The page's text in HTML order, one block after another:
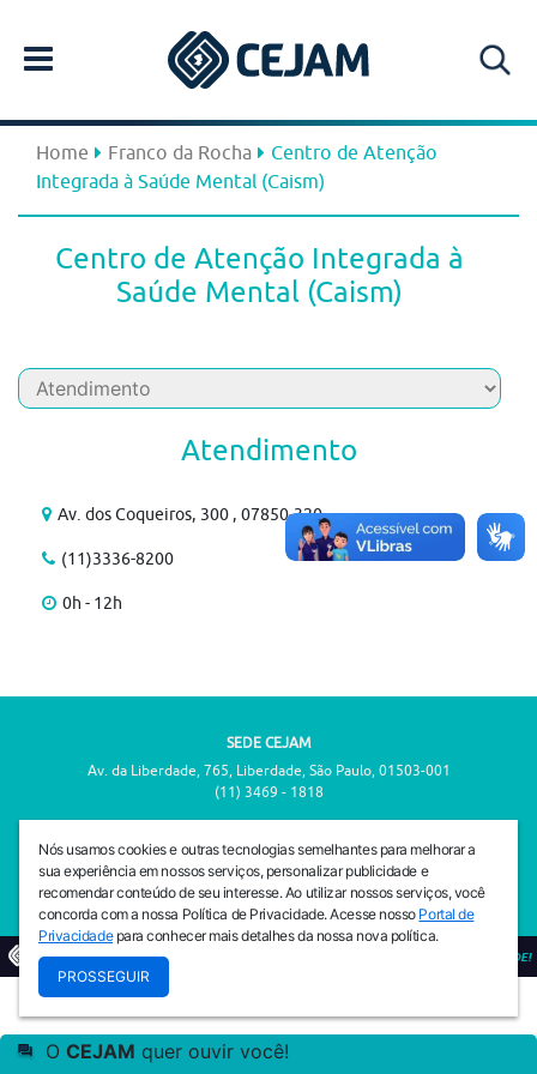
Home Franco da Rocha
Centro de Atenção
Integrada à Saúde Mental (Caism)
Centro de Atenção Integrada à
Saúde Mental (Caism)
Atendimento
Av. dos Coqueiros, 300 , 07850-320
(11)3336-8200
0h - 12h
SEDE CEJAM
Av. da Liberdade, 765, Liberdade, São Paulo, 01503-001
(11) 3469 - 1818
Av. da Liberdade, 765, Liberdade, São Paulo, 01503-001
(11) 3469 - 1818
© 2026 PREVENIR É VIVER COM QUALIDADE!
Nós usamos cookies e outras tecnologias semelhantes para melhorar a
sua experiência em nossos serviços, personalizar publicidade e
recomendar conteúdo de seu interesse. Ao utilizar nossos serviços, você
concorda com a nossa Política de Privacidade. Acesse nosso Portal de
Privacidadepara conhecer mais detalhes da nossa nova política.
PROSSEGUIR
O CEJAM quer ouvir você!